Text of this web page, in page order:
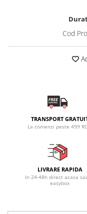
Cod
TRANSPORT
La comenzi peste 499
LIVRARE RAPIDA
In 24-48h direct acasa
easybox